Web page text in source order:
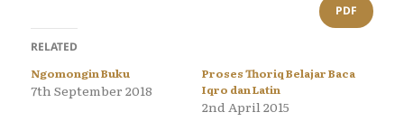
PDF
RELATED
Ngomongin Buku
7th September 2018
Proses Thoriq Belajar Baca
Iqro dan Latin
2nd April 2015